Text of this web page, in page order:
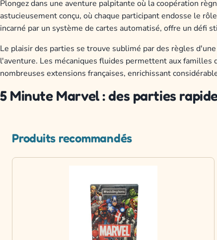
Plongez dans une aventure palpitante où la coopération
astucieusement conçu, où chaque participant endosse le
incarné par un système de cartes automatisé, offre un défi
Le plaisir des parties se trouve sublimé par des règles
l'aventure. Les mécaniques fluides permettent aux
nombreuses extensions françaises, enrichissant
5 Minute Marvel : des parties
Produits recommandés